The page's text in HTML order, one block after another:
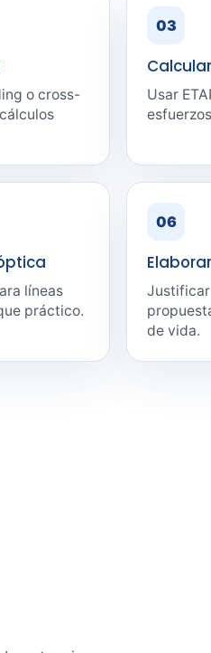
o cross-
03
Usar
líneas
práctico.
06
de vida.